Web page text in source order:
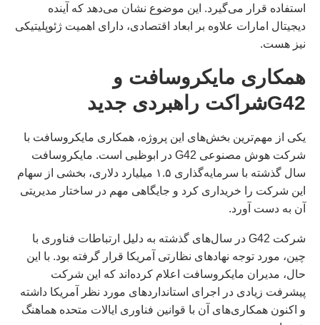
استفاده قرار می‌گیرد. این موضوع نشان می‌دهد که آینده
دیجیتال امارات علاوه بر ابعاد اقتصادی، دارای اهمیت ژئوپلیتیکی
نیز هست.
همکاری مایکروسافت و
G42شراکت راهبردی جدید
یکی از مهم‌ترین بخش‌های این پروژه، همکاری مایکروسافت با
شرکت هوش مصنوعی G42 در ابوظبی است. مایکروسافت
سال گذشته با سرمایه‌گذاری ۱.۵ میلیارد دلاری، بخشی از سهام
این شرکت را خریداری کرد و جایگاهی مهم در ساختار مدیریتی
آن به دست آورد.
شرکت G42 در سال‌های گذشته به دلیل ارتباطات فناوری با
چین، مورد توجه نهادهای نظارتی آمریکا قرار گرفته بود. با این
حال، مدیران مایکروسافت اعلام کرده‌اند که این شرکت
پیشرفت زیادی در اجرای استانداردهای مورد نظر آمریکا داشته
و اکنون همکاری‌های آن با قوانین فناوری ایالات متحده هماهنگ